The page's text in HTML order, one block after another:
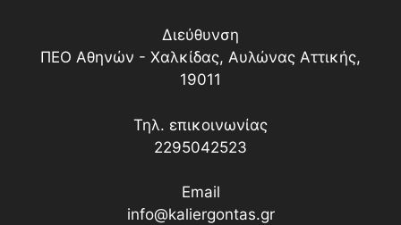
Διεύθυνση
ΠΕΟ Αθηνών - Χαλκίδας, Αυλώνας Αττικής,
19011
Τηλ. επικοινωνίας
2295042523
Email
info@kaliergontas.gr